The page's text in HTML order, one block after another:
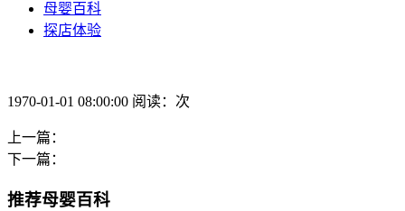
母婴百科
探店体验
1970-01-01 08:00:00 阅读：次
上一篇：
下一篇：
推荐母婴百科